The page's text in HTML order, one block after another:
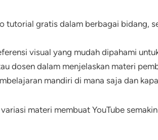
tutorial gratis dalam berbagai bidang,
visual yang mudah dipahami
dosen dalam menjelaskan materi
mandiri di mana saja dan
materi membuat YouTube